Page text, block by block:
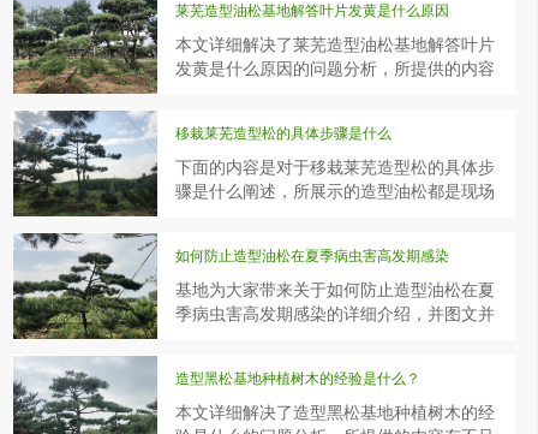
莱芜造型油松基地解答叶片发黄是什么原因
本文详细解决了莱芜造型油松基地解答叶片
发黄是什么原因的问题分析，所提供的内容
造型油松基地官网。
移栽莱芜造型松的具体步骤是什么
下面的内容是对于移栽莱芜造型松的具体步
骤是什么阐述，所展示的造型油松都是现场
行业信息吧。
如何防止造型油松在夏季病虫害高发期感染
基地为大家带来关于如何防止造型油松在夏
季病虫害高发期感染的详细介绍，并图文并
吧。
造型黑松基地种植树木的经验是什么？
本文详细解决了造型黑松基地种植树木的经